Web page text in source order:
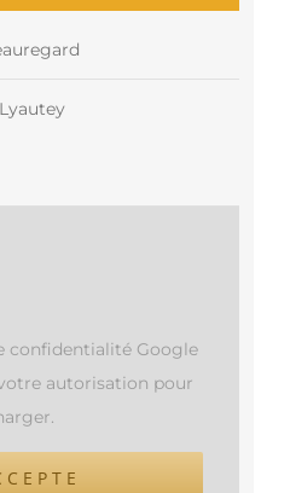
confidentialité Google
autorisation pour